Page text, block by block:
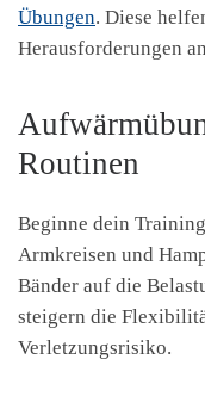
Übungen. Diese
Herausforderungen
Routinen
Beginne dein
Armkreisen und
Bänder auf die
steigern die
Verletzungsrisiko.